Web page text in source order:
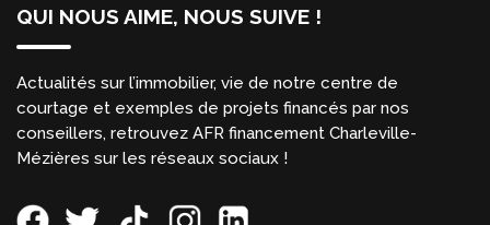
QUI NOUS AIME, NOUS SUIVE !
Actualités sur l’immobilier, vie de notre centre de
courtage et exemples de projets financés par nos
conseillers, retrouvez AFR financement Charleville-
Mézières sur les réseaux sociaux !